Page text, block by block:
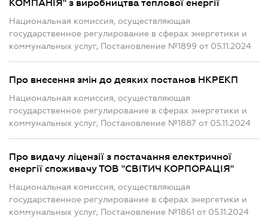
КОМПАНІЯ" з виробництва теплової енергії
Национальная комиссия, осуществляющая
государственное регулирование в сферах энергетики и
коммунальных услуг, Постановление №1899 от 05.11.2024
Про внесення змін до деяких постанов НКРЕКП
Национальная комиссия, осуществляющая
государственное регулирование в сферах энергетики и
коммунальных услуг, Постановление №1887 от 05.11.2024
Про видачу ліцензії з постачання електричної
енергії споживачу ТОВ "СВІТИЧ КОРПОРАЦІЯ"
Национальная комиссия, осуществляющая
государственное регулирование в сферах энергетики и
коммунальных услуг, Постановление №1861 от 05.11.2024